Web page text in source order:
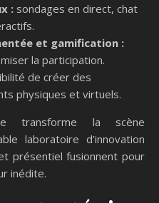
: sondages en direct, chat
et gamification :
la participation.
de créer des
physiques et virtuels.
transforme la scène
laboratoire d’innovation
présentiel fusionnent pour
inédite.